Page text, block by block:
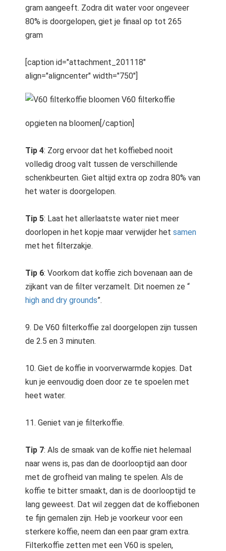
gram aangeeft. Zodra dit water voor ongeveer
80% is doorgelopen, giet je finaal op tot 265
gram
[caption id="attachment_201118"
align="aligncenter" width="750"]
V60 filterkoffie
opgieten na bloomen[/caption]
Tip 4: Zorg ervoor dat het koffiebed nooit
volledig droog valt tussen de verschillende
schenkbeurten. Giet altijd extra op zodra 80% van
het water is doorgelopen.
Tip 5: Laat het allerlaatste water niet meer
doorlopen in het kopje maar verwijder het samen
met het filterzakje.
Tip 6: Voorkom dat koffie zich bovenaan aan de
zijkant van de filter verzamelt. Dit noemen ze “
high and dry grounds”.
9. De V60 filterkoffie zal doorgelopen zijn tussen
de 2.5 en 3 minuten.
10. Giet de koffie in voorverwarmde kopjes. Dat
kun je eenvoudig doen door ze te spoelen met
heet water.
11. Geniet van je filterkoffie.
Tip 7: Als de smaak van de koffie niet helemaal
naar wens is, pas dan de doorlooptijd aan door
met de grofheid van maling te spelen. Als de
koffie te bitter smaakt, dan is de doorlooptijd te
lang geweest. Dat wil zeggen dat de koffiebonen
te fijn gemalen zijn. Heb je voorkeur voor een
sterkere koffie, neem dan een paar gram extra.
Filterkoffie zetten met een V60 is spelen,